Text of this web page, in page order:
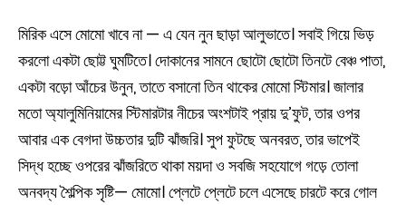
মিরিক এসে মোমো খাবে না — এ যেন নুন ছাড়া আলুভাতে। সবাই গিয়ে ভিড়
করলো একটা ছোট্ট ঘুমটিতে। দোকানের সামনে ছোটো ছোটো তিনটে বেঞ্চ পাতা,
একটা বড়ো আঁচের উনুন, তাতে বসানো তিন থাকের মোমো স্টিমার। জালার
মতো অ্যালুমিনিয়ামের স্টিমারটার নীচের অংশটাই প্রায় দু’ফুট, তার ওপর
আবার এক বেগদা উচ্চতার দুটি ঝাঁজরি। সুপ ফুটছে অনবরত, তার ভাপেই
সিদ্ধ হচ্ছে ওপরের ঝাঁজরিতে থাকা ময়দা ও সবজি সহযোগে গড়ে তোলা
অনবদ্য শৈল্পিক সৃষ্টি— মোমো। প্লেটে প্লেটে চলে এসেছে চারটে করে গোল